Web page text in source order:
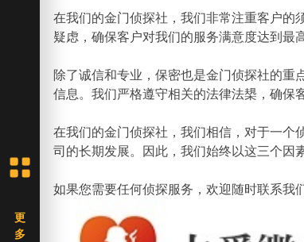
在我们的金门侦探社，我们非常注重客户的
疑虑，确保客户对我们的服务满意度达到最
除了诚信和专业，保密也是金门侦探社的
信息。我们严格遵守相关的法律法槼，确保
在我们的金门侦探社，我们相信，对于一个
司的长期发展。因此，我们始终以这三个因
如果您需要任何侦探服务，欢迎随时联系我